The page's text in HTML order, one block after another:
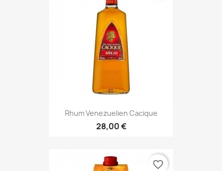
Rhum Venezuelien Cacique
28,00 €
favorite_border